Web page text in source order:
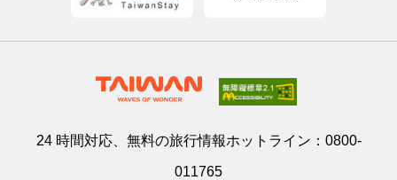
24 時間対応、無料の旅行情報ホットライン： 0800-
011765